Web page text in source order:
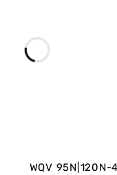
WQV 95N|120N-4